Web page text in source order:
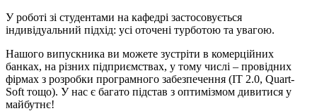
У роботі зі студентами на кафедрі застосовується
індивідуальний підхід: усі оточені турботою та увагою.
Нашого випускника ви можете зустріти в комерційних
банках, на різних підприємствах, у тому числі – провідних
фірмах з розробки програмного забезпечення (IT 2.0, Quart-
Soft тощо). У нас є багато підстав з оптимізмом дивитися у
майбутнє!